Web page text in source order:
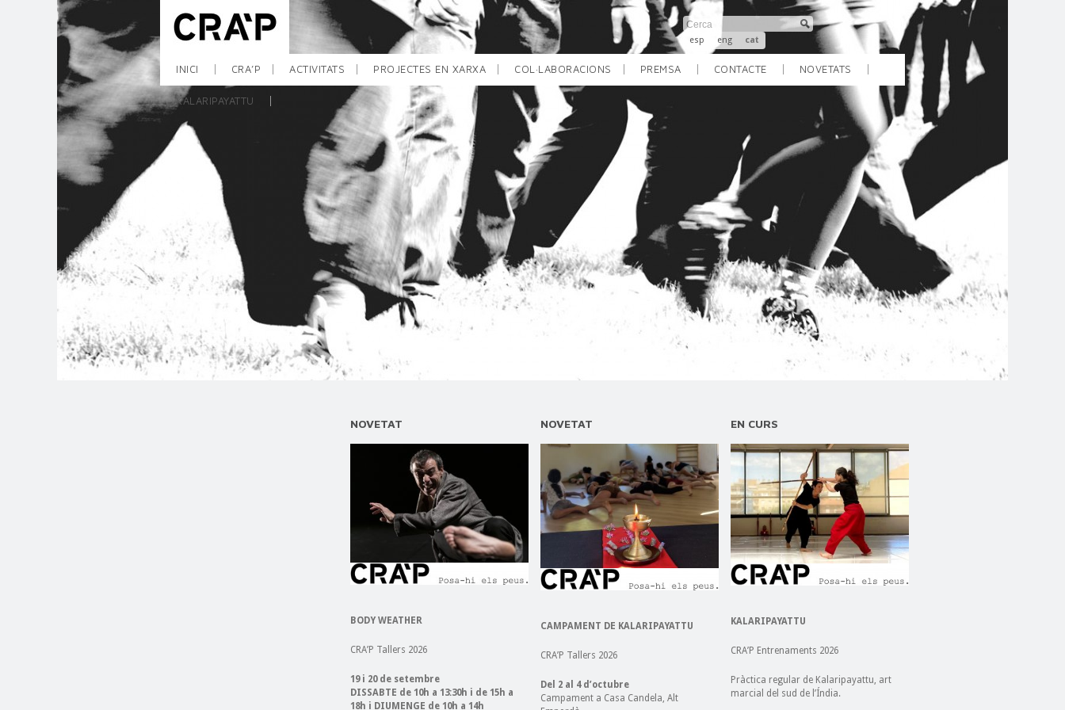
esp eng cat
INICI CRA’P ACTIVITATS PROJECTES EN XARXA COL·LABORACIONS PREMSA CONTACTE NOVETATS
KALARIPAYATTU
NOVETAT
BODY WEATHER
CRA’P Tallers 2026
19 i 20 de setembre
DISSABTE de 10h a 13:30h i de 15h a
18h i DIUMENGE de 10h a 14h
NOVETAT
CAMPAMENT DE KALARIPAYATTU
CRA’P Tallers 2026
Del 2 al 4 d’octubre
Campament a Casa Candela, Alt
EN CURS
KALARIPAYATTU
CRA’P Entrenaments 2026
Pràctica regular de Kalaripayattu, art
marcial del sud de l’Índia.